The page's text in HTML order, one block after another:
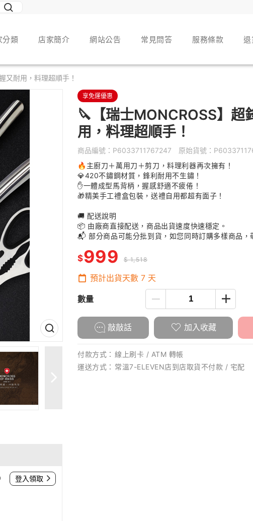
分類 店家簡介 網站公告 常見問答 服務條款 退
又耐用，料理超順手！
登入領取
享免運優惠
🔪【瑞士MONCROSS】
用，料理超順手！
商品編號： P6033711767247 原始貨號：
🔥 主廚刀＋萬用刀＋剪刀，料理利器再次擁有！
💎420不鏽鋼材質，鋒利耐用不生鏽！
✋一體成型馬背柄，握感舒適不疲倦！
🎁精美手工禮盒包裝，送禮自用都超有面子！
🚚 配送說明
📦 由廠商直接配送，商品出貨速度快速穩定。
📬 部分商品可能分批到貨，如您同時訂購多樣商品，
$999 $ 1,518
預計出貨天數 7 天
數量
敲敲話 加入收藏
付款方式： 線上刷卡 / ATM 轉帳
運送方式： 常溫7-ELEVEN店到店取貨不付款 / 宅配